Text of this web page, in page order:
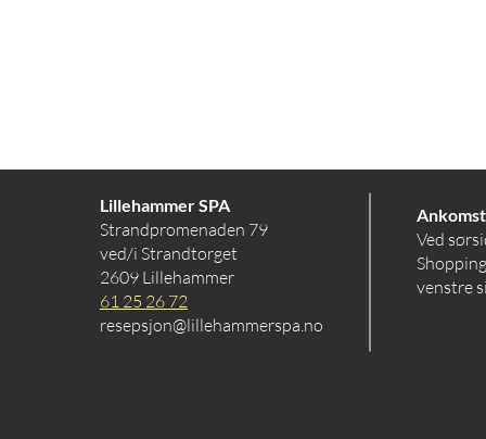
Lillehammer SPA
Strandpromenaden 79
ved/i Strandtorget
2609 Lillehammer
61 25 26 72
resepsjon@lillehammerspa.no
Ankomst
Ved
venstre